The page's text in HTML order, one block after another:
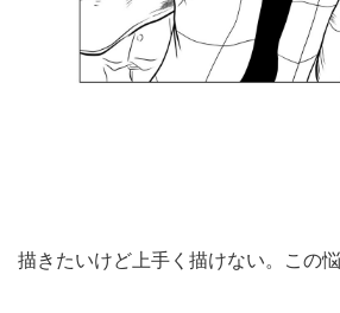
描きたいけど上手く描けない。この